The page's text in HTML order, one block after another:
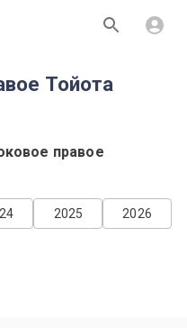
Тойота
правое
2026
2025